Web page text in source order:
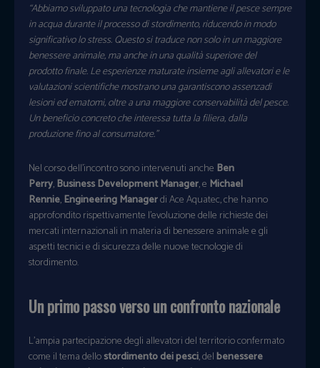
“Abbiamo sviluppato una tecnologia che mantiene il pesce sempre
in acqua durante il processo di stordimento, riducendo in modo
significativo lo stress. Questo si traduce non solo in un maggiore
benessere animale, ma anche in una qualità superiore del
prodotto finale. Le esperienze maturate insieme agli allevatori e le
valutazioni scientifiche mostrano una garantiscono assenzadi
lesioni ed ematomi, oltre a una maggiore conservabilità del pesce.
Un beneficio concreto che interessa tutta la filiera, dalla
produzione fino al consumatore.”
Nel corso dell’incontro sono intervenuti anche Ben
Perry,Business Development Manager, e Michael
Rennie,Engineering Managerdi Ace Aquatec, che hanno
approfondito rispettivamente l’evoluzione delle richieste dei
mercati internazionali in materia di benessere animale e gli
aspetti tecnici e di sicurezza delle nuove tecnologie di
stordimento.
Un primo passo verso un confronto nazionale
L’ampia partecipazione degli allevatori del territorio confermato
come il tema dellostordimento dei pesci, delbenessere